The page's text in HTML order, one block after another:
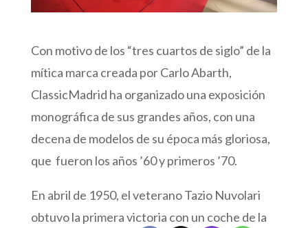
Con motivo de los “tres cuartos de siglo” de la
mítica marca creada por Carlo Abarth,
ClassicMadrid ha organizado una exposición
monográfica de sus grandes años, con una
decena de modelos de su época más gloriosa,
que fueron los años ’60 y primeros ’70.
En abril de 1950, el veterano Tazio Nuvolari
obtuvo la primera victoria con un coche de la